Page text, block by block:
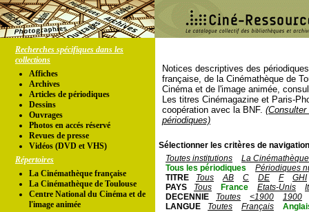
Recherches spécifiques dans les
collections
Affiches
Archives
Articles de périodiques
Dessins
Ouvrages
Photos en accés réservé
Revues de presse
Vidéos (DVD et VHS)
Répertoires
La Cinémathèque française
La Cinémathèque de Toulouse
Centre National du Cinéma et de
l'image animée
Notices descriptives des
française, de la Cinémathèque de
Cinéma et de l'image animée,
Les titres Cinémagazine et Paris-
coopération avec la BNF.
périodiques)
Sélectionner les critères de
Toutes institutions
La
Tous les périodiques
Périodiques
TITRE
Tous AB C DE F
GHI
PAYS
Tous France Etats-Unis
DECENNIE
Toutes <1900
1900
LANGUE
Toutes Français